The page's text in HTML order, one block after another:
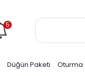
5
Düğün Paketi Oturma